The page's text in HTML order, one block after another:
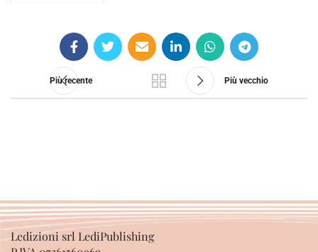
Più recente Più vecchio
Ledizioni srl LediPublishing